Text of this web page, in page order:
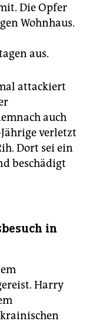
Die Opfer
Wohnhaus.
aus.
attackiert
auch
verletzt
Dort sei ein
beschädigt
in
Harry